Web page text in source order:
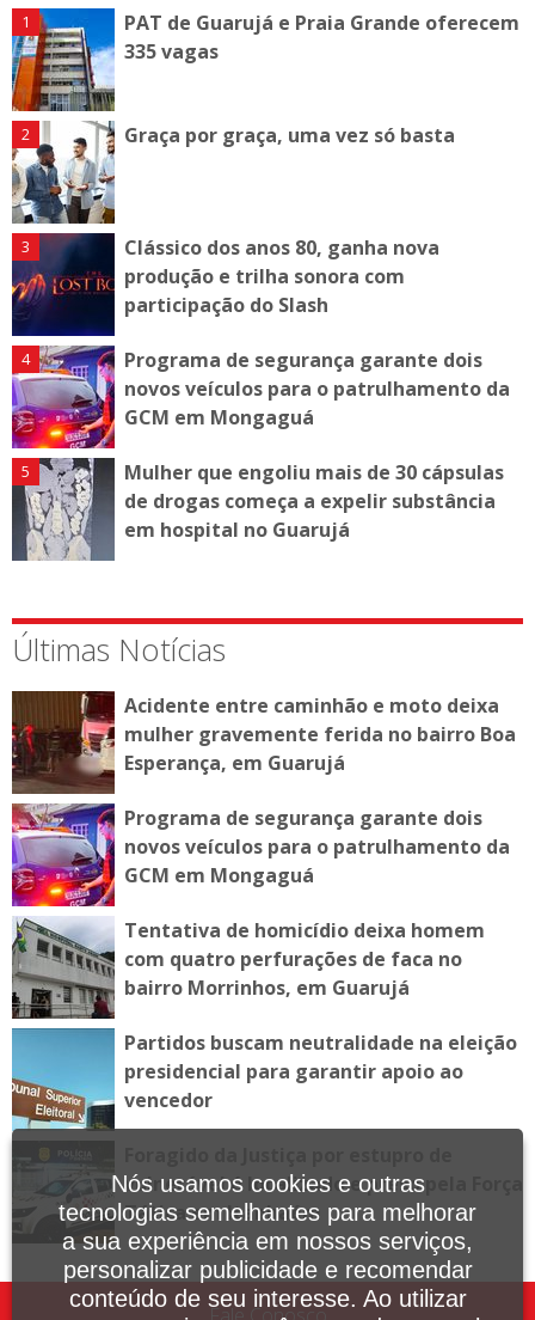
PAT de Guarujá e Praia Grande oferecem
335 vagas
Graça por graça, uma vez só basta
Clássico dos anos 80, ganha nova
produção e trilha sonora com
participação do Slash
Programa de segurança garante dois
novos veículos para o patrulhamento da
GCM em Mongaguá
Mulher que engoliu mais de 30 cápsulas
de drogas começa a expelir substância
em hospital no Guarujá
Últimas Notícias
Acidente entre caminhão e moto deixa
mulher gravemente ferida no bairro Boa
Esperança, em Guarujá
Programa de segurança garante dois
novos veículos para o patrulhamento da
GCM em Mongaguá
Tentativa de homicídio deixa homem
com quatro perfurações de faca no
bairro Morrinhos, em Guarujá
Partidos buscam neutralidade na eleição
presidencial para garantir apoio ao
vencedor
vulnerável é localizado e preso pela Força
Tática em Itanhaém
Nós usamos cookies e outras
tecnologias semelhantes para melhorar
a sua experiência em nossos serviços,
personalizar publicidade e recomendar
conteúdo de seu interesse. Ao utilizar